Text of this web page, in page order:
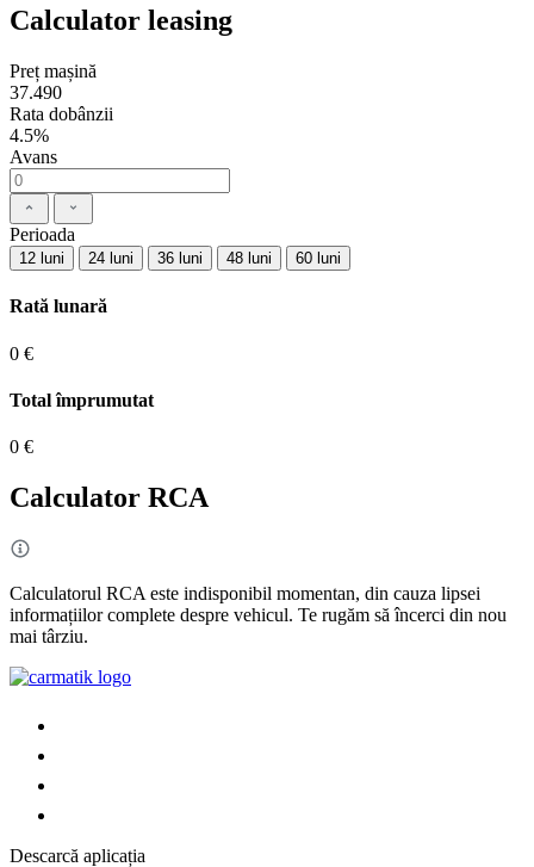
Calculator leasing
Preț mașină
37.490
Rata dobânzii
4.5%
Avans
Perioada
12 luni 24 luni 36 luni 48 luni 60 luni
Rată lunară
0 €
Total împrumutat
0 €
Calculator RCA
Calculatorul RCA este indisponibil momentan, din cauza lipsei
informațiilor complete despre vehicul. Te rugăm să încerci din nou
mai târziu.
Descarcă aplicația